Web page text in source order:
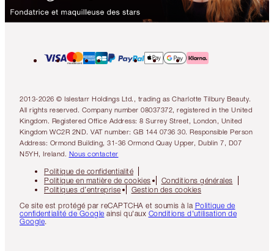
2013-2026 © Islestarr Holdings Ltd., trading as Charlotte Tilbury Beauty.
All rights reserved. Company number 08037372, registered in the United
Kingdom. Registered Office Address: 8 Surrey Street, London, United
Kingdom WC2R 2ND. VAT number: GB 144 0736 30. Responsible Person
Address: Ormond Building, 31-36 Ormond Quay Upper, Dublin 7, D07
N5YH, Ireland. Nous contacter
Politique de confidentialité
Politique en matière de cookies
Conditions générales
Politiques d’entreprise
Gestion des cookies
Ce site est protégé par reCAPTCHA et soumis à la Politique de
confidentialité de Google ainsi qu'aux Conditions d'utilisation de
Google.